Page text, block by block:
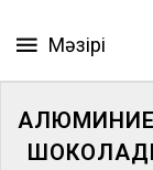
ПАНЕЛИ